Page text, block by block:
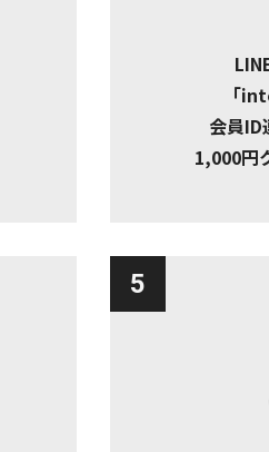
「
会員ID
1,000円
5